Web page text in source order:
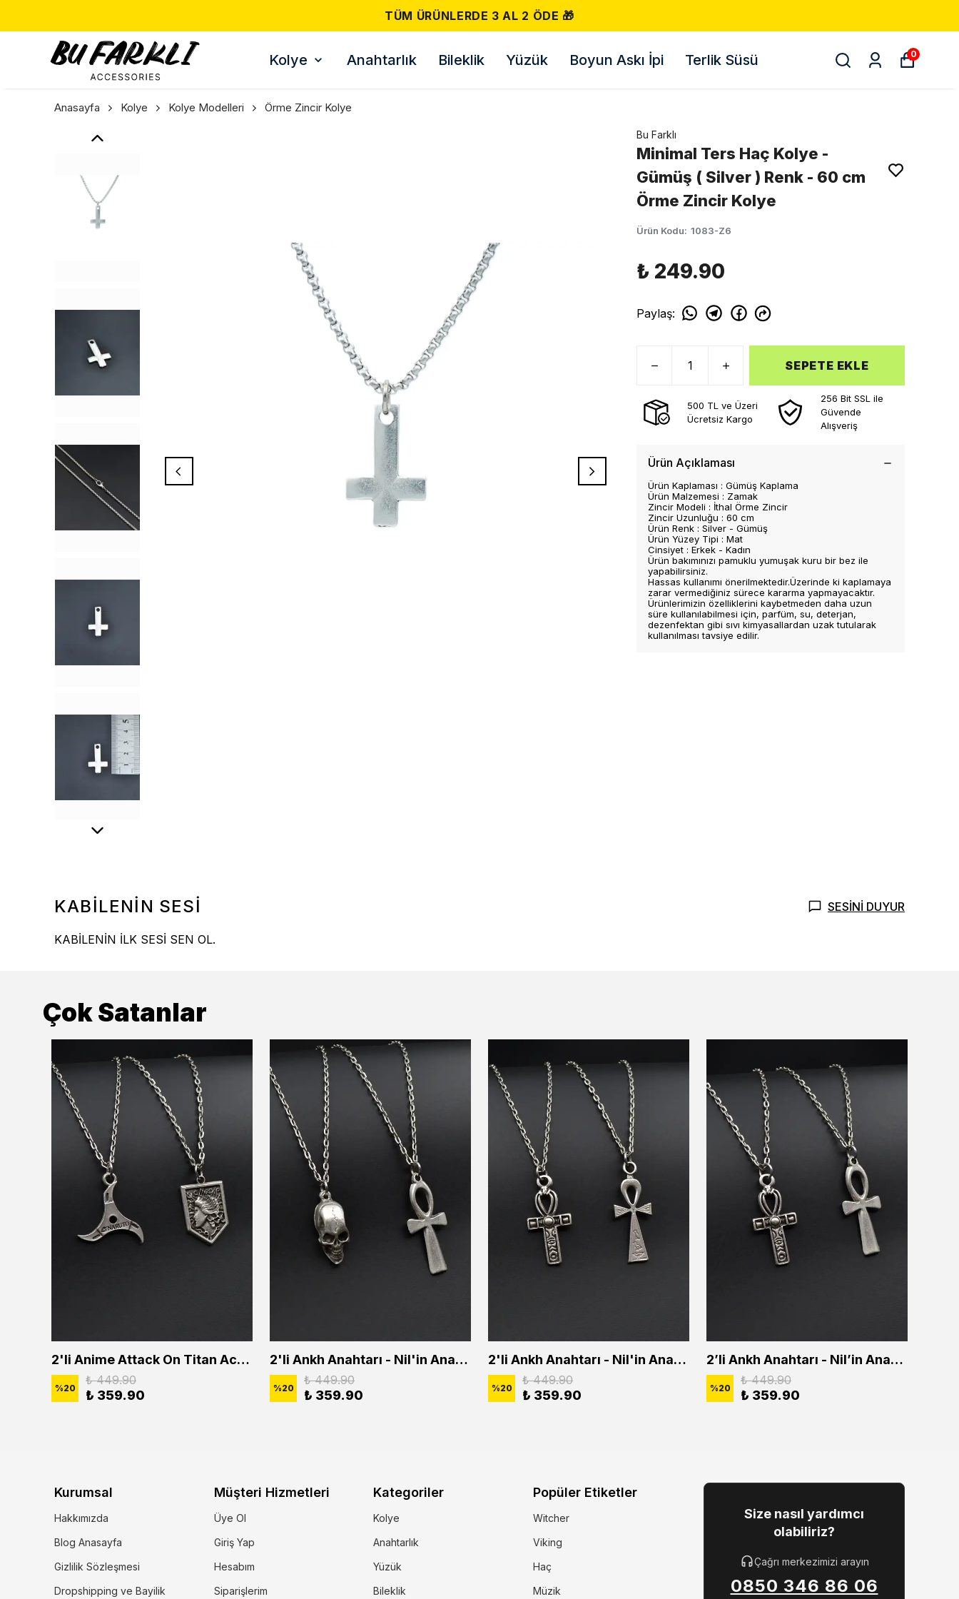
500 TL VE ÜZERI ÜCRETSIZ KARGO! 📦
Kolye Anahtarlık Bileklik Yüzük Boyun Askı İpi Terlik Süsü 0
Anasayfa Kolye Kolye Modelleri Örme Zincir Kolye
Bu Farklı
Minimal Ters Haç Kolye -
Gümüş ( Silver ) Renk - 60 cm
Örme Zincir Kolye
Ürün Kodu: 1083-Z6
₺ 249.90
Paylaş:
SEPETE EKLE
500 TL ve Üzeri
Ücretsiz Kargo
256 Bit SSL ile
Güvende
Alışveriş
Ürün Açıklaması
Ürün Kaplaması : Gümüş Kaplama
Ürün Malzemesi : Zamak
Zincir Modeli : İthal Örme Zincir
Zincir Uzunluğu : 60 cm
Ürün Renk : Silver - Gümüş
Ürün Yüzey Tipi : Mat
Cinsiyet : Erkek - Kadın
Ürün bakımınızı pamuklu yumuşak kuru bir bez ile
yapabilirsiniz.
Hassas kullanımı önerilmektedir.Üzerinde ki kaplamaya
zarar vermediğiniz sürece kararma yapmayacaktır.
Ürünlerimizin özelliklerini kaybetmeden daha uzun
süre kullanılabilmesi için, parfüm, su, deterjan,
dezenfektan gibi sıvı kimyasallardan uzak tutularak
kullanılması tavsiye edilir.
KABİLENİN SESİ SESİNİ DUYUR
KABİLENİN İLK SESİ SEN OL.
Çok Satanlar
2'li Anime Attack On Titan Acrylic Maria Anime Naruto Erkek Kadın Kolye Seti
%20
₺ 449.90
₺ 359.90
2'li Ankh Anahtarı - Nil'in Anahtarı - Kuru Kafa Erkek Kadın Kolye Seti
%20
₺ 449.90
₺ 359.90
2'li Ankh Anahtarı - Nil'in Anahtarı Erkek Kadın Kolye Seti
%20
₺ 449.90
₺ 359.90
2’li Ankh Anahtarı - Nil’in Anahtarı Erkek Kadın Kolye Seti
%20
₺ 449.90
₺ 359.90
Kurumsal
Hakkımızda
Blog Anasayfa
Gizlilik Sözleşmesi
Dropshipping ve Bayilik
Müşteri Hizmetleri
Üye Ol
Giriş Yap
Hesabım
Siparişlerim
Kategoriler
Kolye
Anahtarlık
Yüzük
Bileklik
Popüler Etiketler
Witcher
Viking
Haç
Müzik
Size nasıl yardımcı
olabiliriz?
Çağrı merkezimizi arayın
0850 346 86 06